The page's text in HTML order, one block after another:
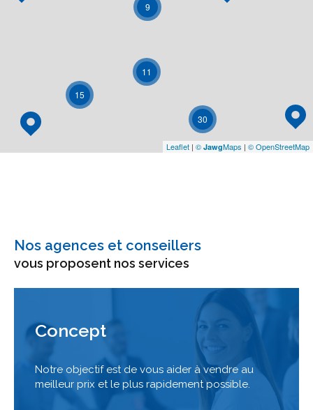
15
11
9
30
Leaflet | © JawgMaps | © OpenStreetMap
Nos agences et conseillers
vous proposent nos services
Concept
Notre objectif est de vous aider à vendre au
meilleur prix et le plus rapidement possible.